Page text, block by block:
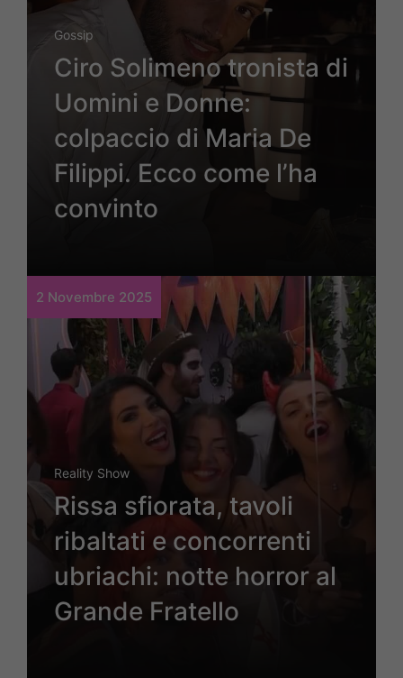
Gossip
Ciro Solimeno tronista di
Uomini e Donne:
colpaccio di Maria De
Filippi. Ecco come l’ha
convinto
2 Novembre 2025
Reality Show
Rissa sfiorata, tavoli
ribaltati e concorrenti
ubriachi: notte horror al
Grande Fratello